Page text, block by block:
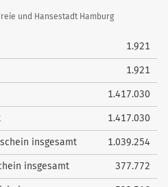
und Hansestadt Hamburg
1.921
1.921
1.417.030
1.417.030
insgesamt 1.039.254
insgesamt 377.772